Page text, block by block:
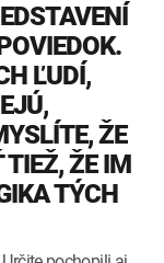
ĽUDÍ,
ŽE
TIEŽ, ŽE IM
TÝCH